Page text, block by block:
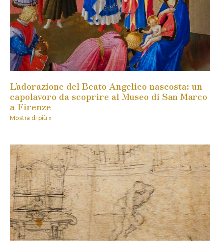
L’adorazione del Beato Angelico nascosta: un
capolavoro da scoprire al Museo di San Marco
a Firenze
Mostra di più »